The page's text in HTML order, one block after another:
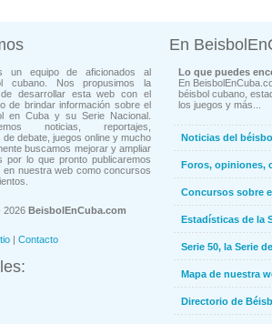
un equipo de aficionados al
cubano. Nos propusimos la
desarrollar esta web con el
de brindar información sobre el
en Cuba y su Serie Nacional.
noticias, reportajes,
debate, juegos online y mucho
buscamos mejorar y ampliar
por lo que pronto publicaremos
nuestra web como concursos
2026 BeisbolEnCuba.com
| Contacto
En
Lo que puedes
En
béisbol cubano,
los juegos y más...
Noticias del
Foros, opiniones,
Concursos sobre
Estadísticas de la
Serie 50, la Serie
Mapa de nuestra
Directorio de